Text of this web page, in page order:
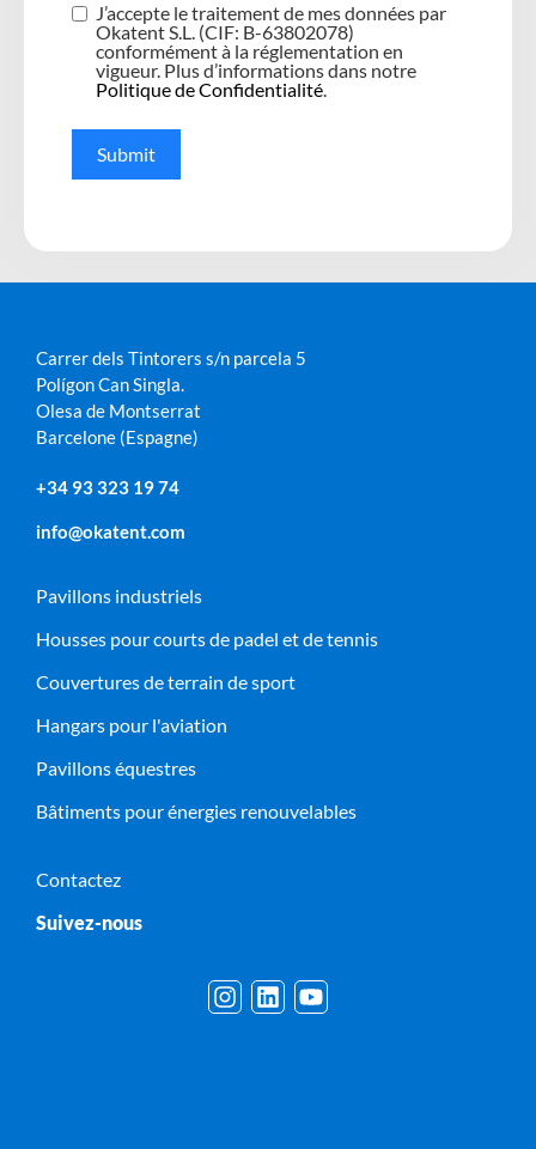
J’accepte le traitement de mes données par
Okatent S.L. (CIF: B-63802078)
conformément à la réglementation en
vigueur. Plus d’informations dans notre
Politique de Confidentialité.
Submit
Carrer dels Tintorers s/n parcela 5
Polígon Can Singla.
Olesa de Montserrat
Barcelone (Espagne)
+34 93 323 19 74
info@okatent.com
Pavillons industriels
Housses pour courts de padel et de tennis
Couvertures de terrain de sport
Hangars pour l'aviation
Pavillons équestres
Bâtiments pour énergies renouvelables
Contactez
Suivez-nous